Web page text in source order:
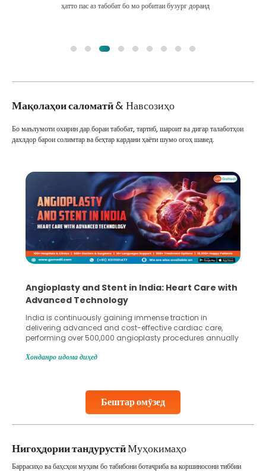
ҳатто пас аз табобат бо мо робитаи бузург доранд
Мақолаҳои саломатӣ& Навсозиҳо
Бештар омӯзед
Бо маълумоти охирин дар бораи табобат, тартиб, шароит ва дигар талаботҳои
дахлдор барои солимтар ва беҳтар кардани ҳаёти шумо огоҳ шавед.
Angioplasty and Stent in India: Heart Care with
Advanced Technology
India is continuously gaining immense traction in
delivering advanced and cost-effective cardiac care,
performing over 500,000 angioplasty procedures annually
globe are searching for treatments like angioplasty and
Studies, such as one published
Хонданро идома диҳед
Нигоҳдории тандурустӣМуҳокимаҳо
Баррасиҳо ва баҳсҳои муҳим бо табибони ботаҷриба ва коршиносони тиббии